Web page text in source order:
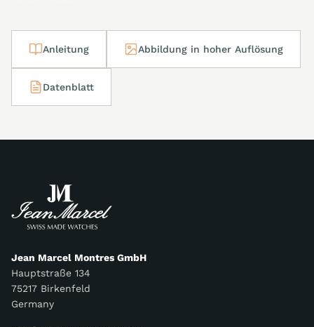
Anleitung Abbildung in hoher Auflösung
Datenblatt
Jean Marcel Montres GmbH
Hauptstraße 134
75217 Birkenfeld
Germany